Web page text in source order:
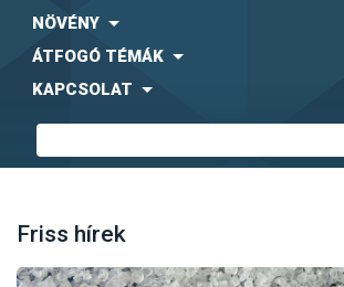
NÖVÉNY
ÁTFOGÓ TÉMÁK
KAPCSOLAT
Friss hírek